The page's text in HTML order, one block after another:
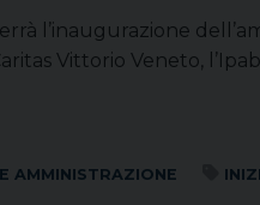
l’inaugurazione
Vittorio Veneto,
AMMINISTRAZIONE